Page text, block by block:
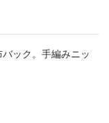
ック。手編みニッ